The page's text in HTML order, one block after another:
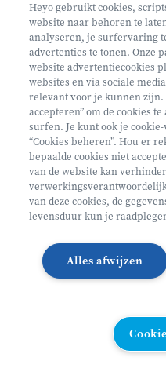
Mini
Oosterzele België
2 - 5 jaar
10/08 - 14/08
Zonder
Lees meer
LAATSTE PLAATSEN
Heyo gebruikt cookies,
website naar behoren te
analyseren, je surfervaring
advertenties te tonen. Onze
website advertentiecookies
websites en via sociale
relevant voor je kunnen zijn.
accepteren” om de cookies
surfen. Je kunt ook je
“Cookies beheren”. Hou er
bepaalde cookies niet
van de website kan
van deze cookies, de
levensduur kun je
Alles afwijzen